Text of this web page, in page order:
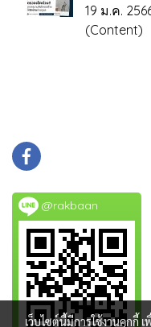
19 ม.ค.
(Content)
@rakbaan
เว็บไซต์นี้มีการใช้งานคุกกี้